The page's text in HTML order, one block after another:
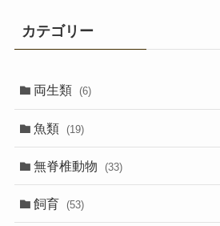
カテゴリー
両生類 (6)
魚類 (19)
無脊椎動物 (33)
飼育 (53)